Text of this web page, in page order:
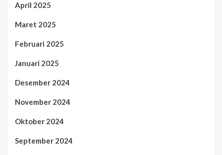
April 2025
Maret 2025
Februari 2025
Januari 2025
Desember 2024
November 2024
Oktober 2024
September 2024